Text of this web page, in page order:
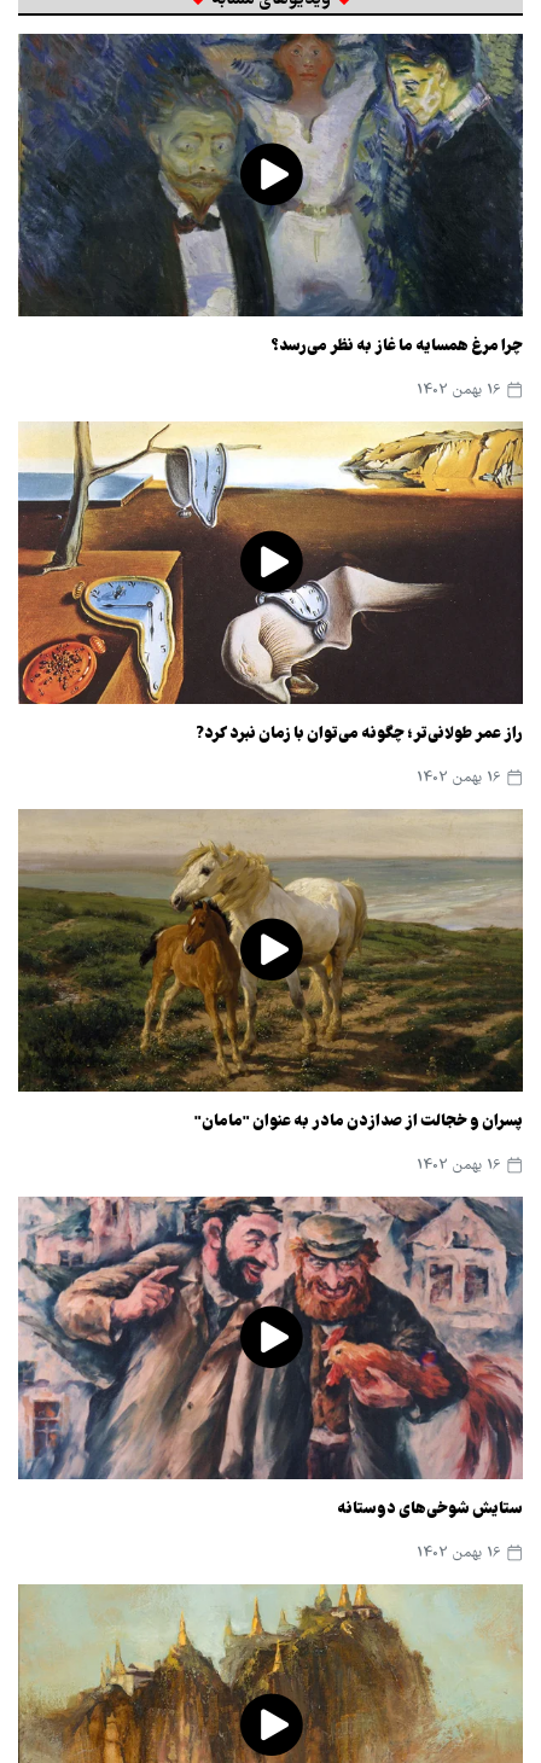
چرا مرغ همسایه ما غاز به نظر می‌رسد؟
راز عمر طولانی‌تر؛ چگونه می‌توان با زمان نبرد کرد?
پسران و خجالت از صدازدن مادر به عنوان "مامان"
ستایش شوخی‌های دوستانه